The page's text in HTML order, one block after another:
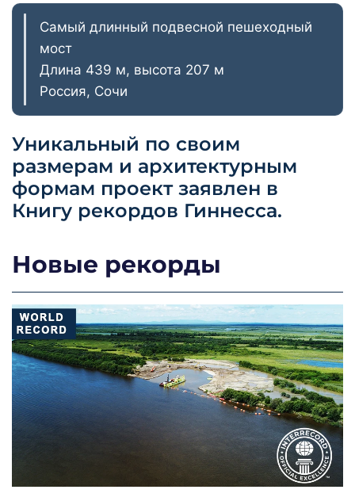
Самый длинный подвесной пешеходный
мост
Длина 439 м, высота 207 м
Россия, Сочи
Уникальный по своим
размерам и архитектурным
формам проект заявлен в
Книгу рекордов Гиннесса.
Новые рекорды